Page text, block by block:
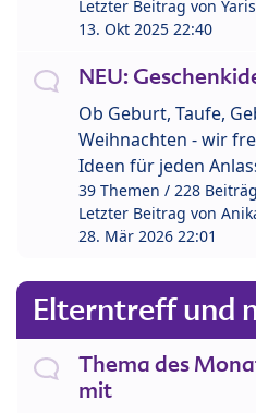
Letzter Beitrag von
13. Okt 2025 22:40
NEU:
Ob Geburt, Taufe,
Weihnachten - wir
Ideen für jeden
39 Themen / 228
Letzter Beitrag von
28. Mär 2026 22:01
Elterntreff und
Thema des
mit